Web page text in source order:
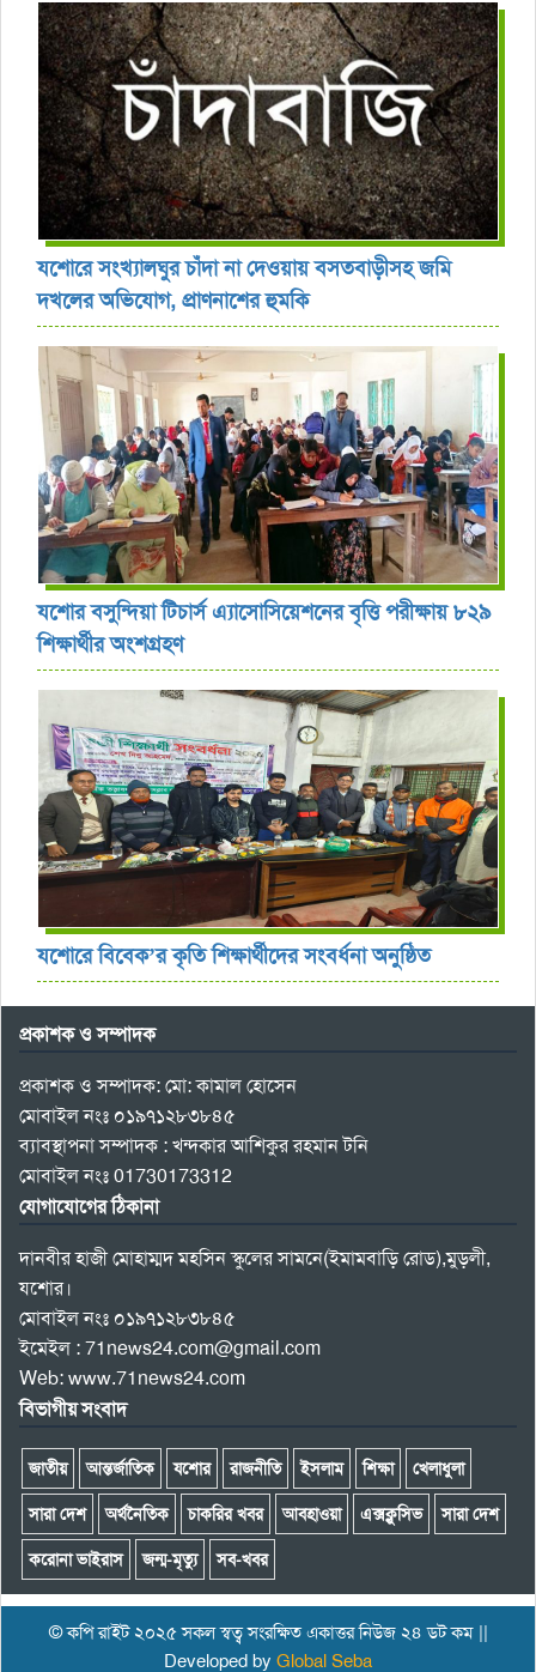
যশোরে সংখ্যালঘুর চাঁদা না দেওয়ায় বসতবাড়ীসহ জমি
দখলের অভিযোগ, প্রাণনাশের হুমকি
যশোর বসুন্দিয়া টিচার্স এ্যাসোসিয়েশনের বৃত্তি পরীক্ষায় ৮২৯
শিক্ষার্থীর অংশগ্রহণ
যশোরে বিবেক’র কৃতি শিক্ষার্থীদের সংবর্ধনা অনুষ্ঠিত
প্রকাশক ও সম্পাদক
প্রকাশক ও সম্পাদক: মো: কামাল হোসেন
মোবাইল নংঃ ০১৯৭১২৮৩৮৪৫
ব্যাবস্থাপনা সম্পাদক : খন্দকার আশিকুর রহমান টনি
মোবাইল নংঃ 01730173312
যোগাযোগের ঠিকানা
দানবীর হাজী মোহাম্মদ মহসিন স্কুলের সামনে(ইমামবাড়ি রোড),মুড়লী,
যশোর।
মোবাইল নংঃ ০১৯৭১২৮৩৮৪৫
ইমেইল : 71news24.com@gmail.com
Web: www.71news24.com
বিভাগীয় সংবাদ
জাতীয় আন্তর্জাতিক যশোর রাজনীতি ইসলাম শিক্ষা খেলাধুলা
সারা দেশ অর্থনৈতিক চাকরির খবর আবহাওয়া এক্সক্লুসিভ সারা দেশ
করোনা ভাইরাস জন্ম-মৃত্যু সব-খবর
© কপি রাইট ২০২৫ সকল স্বত্ব সংরক্ষিত একাত্তর নিউজ ২৪ ডট কম ||
Developed by Global Seba